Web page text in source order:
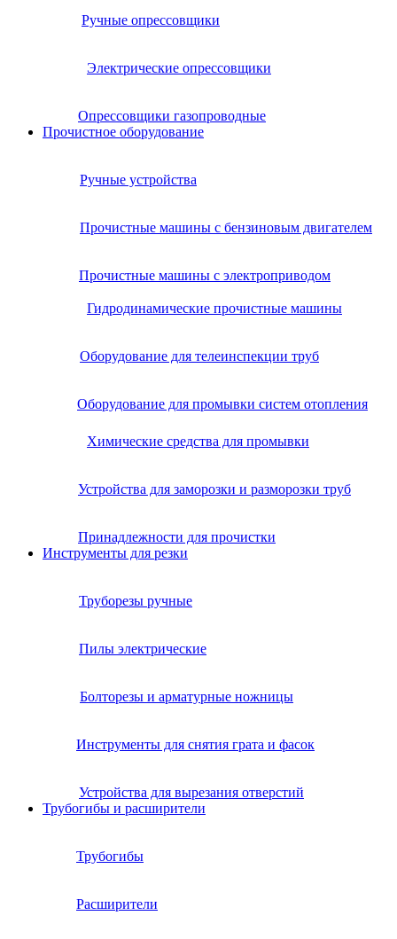
Ручные опрессовщики
Электрические опрессовщики
Опрессовщики газопроводные
Прочистное оборудование
Ручные устройства
Прочистные машины с бензиновым двигателем
Прочистные машины с электроприводом
Гидродинамические прочистные машины
Оборудование для телеинспекции труб
Оборудование для промывки систем отопления
Химические средства для промывки
Устройства для заморозки и разморозки труб
Принадлежности для прочистки
Инструменты для резки
Труборезы ручные
Пилы электрические
Болторезы и арматурные ножницы
Инструменты для снятия грата и фасок
Устройства для вырезания отверстий
Трубогибы и расширители
Трубогибы
Расширители